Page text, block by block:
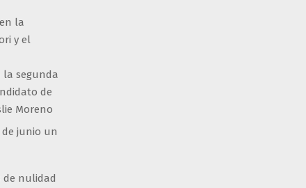
la segunda
de
Moreno
de junio un
de nulidad